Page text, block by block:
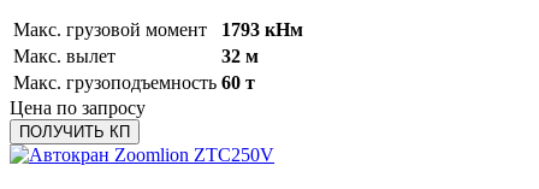
Макс. грузовой момент
1793 кНм
Макс. вылет
32 м
Макс. грузоподъемность 60 т
Цена по запросу
ПОЛУЧИТЬ КП